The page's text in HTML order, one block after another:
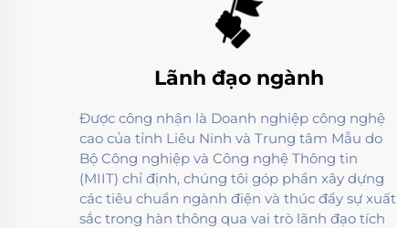
Lãnh đạo ngành
Được công nhận là Doanh nghiệp công nghệ
cao của tỉnh Liêu Ninh và Trung tâm Mẫu do
Bộ Công nghiệp và Công nghệ Thông tin
(MIIT) chỉ định, chúng tôi góp phần xây dựng
các tiêu chuẩn ngành điện và thúc đẩy sự xuất
sắc trong hàn thông qua vai trò lãnh đạo tích